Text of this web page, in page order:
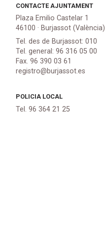
CONTACTE AJUNTAMENT
Plaza Emilio Castelar 1
46100 · Burjassot (València)
Tel. des de Burjassot: 010
Tel. general: 96 316 05 00
Fax. 96 390 03 61
registro@burjassot.es
POLICIA LOCAL
Tel. 96 364 21 25